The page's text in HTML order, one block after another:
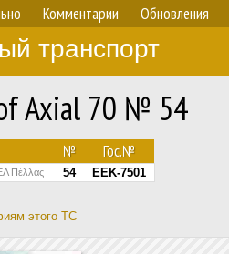
Комментарии Обновления
транспорт
Axial 70 № 54
№ Гос.№
Πέλλας 54 EEK-7501
этого ТС